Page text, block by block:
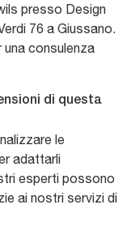
presso Design
76 a Giussano.
consulenza
di questa
le
adattarli
esperti possono
ai nostri servizi di